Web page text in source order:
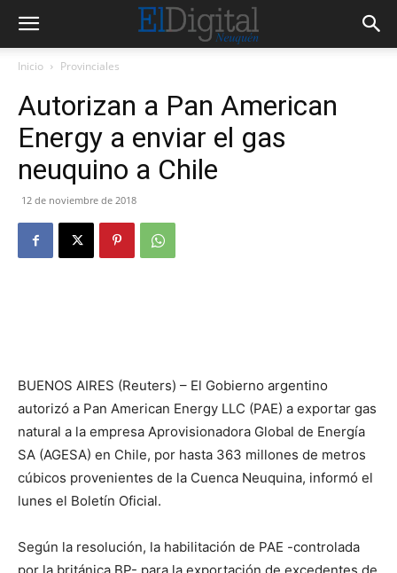
Inicio Provinciales
Autorizan a Pan American
Energy a enviar el gas
neuquino a Chile
12 de noviembre de 2018
BUENOS AIRES (Reuters) – El Gobierno argentino
autorizó a Pan American Energy LLC (PAE) a exportar gas
natural a la empresa Aprovisionadora Global de Energía
SA (AGESA) en Chile, por hasta 363 millones de metros
cúbicos provenientes de la Cuenca Neuquina, informó el
lunes el Boletín Oficial.
Según la resolución, la habilitación de PAE -controlada